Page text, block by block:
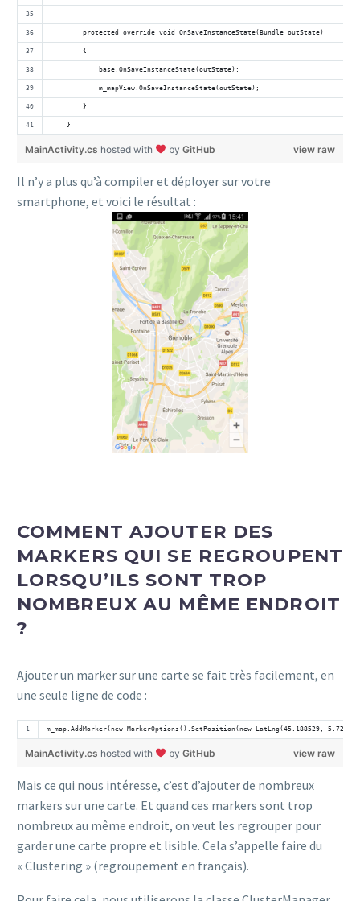
        protected override void OnSaveInstanceState(Bundle outState)
        {
            base.OnSaveInstanceState(outState);
            m_mapView.OnSaveInstanceState(outState);
        }
    }
view raw
MainActivity.cs hosted with by GitHub
Il n’y a plus qu’à compiler et déployer sur votre
smartphone, et voici le résultat :
COMMENT AJOUTER DES
MARKERS QUI SE REGROUPENT
LORSQU’ILS SONT TROP
NOMBREUX AU MÊME ENDROIT
?
Ajouter un marker sur une carte se fait très facilement, en
une seule ligne de code :
m_map.AddMarker(new MarkerOptions().SetPosition(new LatLng(45.188529,
view raw
MainActivity.cs hosted with by GitHub
Mais ce qui nous intéresse, c’est d’ajouter de nombreux
markers sur une carte. Et quand ces markers sont trop
nombreux au même endroit, on veut les regrouper pour
garder une carte propre et lisible. Cela s’appelle faire du
« Clustering » (regroupement en français).